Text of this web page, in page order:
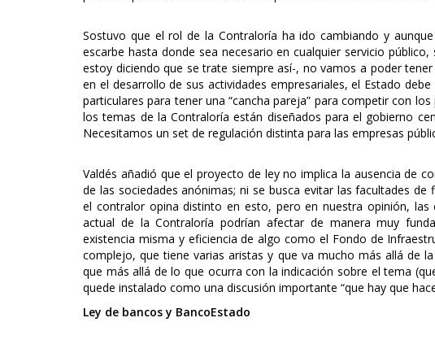
Sostuvo que el rol de la Contraloría ha ido cambiando y
escarbe hasta donde sea necesario en cualquier servicio
estoy diciendo que se trate siempre así-, no vamos a poder
en el desarrollo de sus actividades empresariales, el Estado
particulares para tener una “cancha pareja” para competir con
los temas de la Contraloría están diseñados para el gobierno
Necesitamos un set de regulación distinta para las empresas
Valdés añadió que el proyecto de ley no implica la ausencia de
de las sociedades anónimas; ni se busca evitar las facultades de
el contralor opina distinto en esto, pero en nuestra opinión, las
actual de la Contraloría podrían afectar de manera muy
existencia misma y eficiencia de algo como el Fondo de
complejo, que tiene varias aristas y que va mucho más allá de
que más allá de lo que ocurra con la indicación sobre el tema
quede instalado como una discusión importante “que hay que
Ley de bancos y BancoEstado